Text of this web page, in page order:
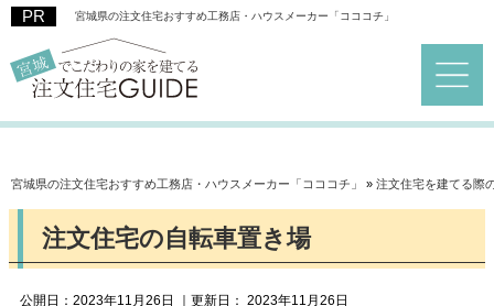
宮城県の注文住宅おすすめ工務店・ハウスメーカー「コココチ」
宮城県の注文住宅おすすめ工務店・ハウスメーカー「コココチ」 » 注文住宅を建てる際
注文住宅の自転車置き場
公開日： 2023年11月26日 ｜更新日： 2023年11月26日